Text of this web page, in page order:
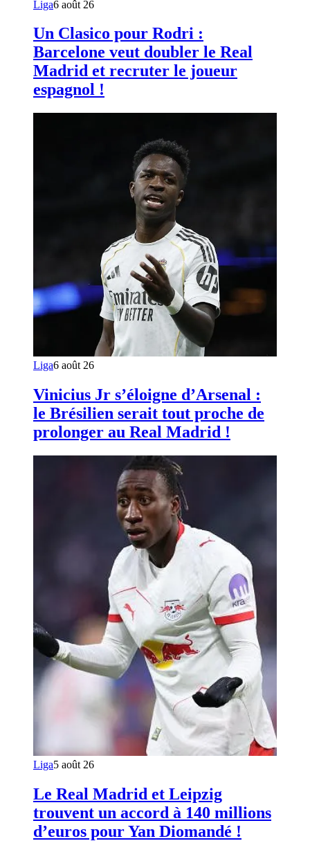
Liga6 août 26
Un Clasico pour Rodri :
Barcelone veut doubler le Real
Madrid et recruter le joueur
espagnol !
Liga6 août 26
Vinicius Jr s’éloigne d’Arsenal :
le Brésilien serait tout proche de
prolonger au Real Madrid !
Liga5 août 26
Le Real Madrid et Leipzig
trouvent un accord à 140 millions
d’euros pour Yan Diomandé !